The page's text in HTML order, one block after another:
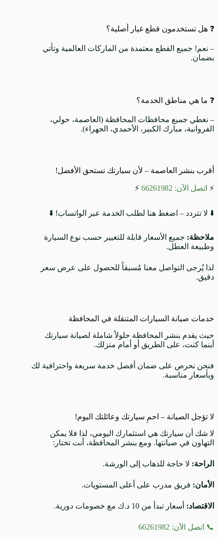
❓ هل تستخدمون قطع غيار أصلية؟
– نعم! جميع القطع معتمدة من الماركات العالمية وتأتي
بضمان.
❓ ما هي مناطق الخدمة؟
– نغطي جميع محافظات المحافظة (العاصمة، حولي،
الفروانية، مبارك الكبير، الأحمدي، الجهراء).
أقرب بنشر العاصمة – لأن سيارتك تستحق الأفضل!
⚡ اتصل الآن: 66261982 ⚡
⬇️ لا تتردد – اضغط هنا لطلب الخدمة عبر الواتساب! ⬇️
ملاحظة: جميع الأسعار قابلة للتغيير حسب نوع السيارة
وطبيعة العطل.
لذا يُرجى التواصل معنا مُسبقاً للحصول على عرض سعر
دقيق.
خدمات صيانة السيارات المتنقلة في المحافظة
حيث يقدم بنشر المحافظة حلولاً شاملة لصيانة سيارتك
أينما كنت، على الطريق أو أمام منزلك.
فنحن نحرص على ضمان أفضل خدمة سريعة واحترافية لك
وبأسعار مناسبة.
لا تؤجل الصيانة – احمِ سيارتك وعائلتك اليوم!
لا شك أن سيارتك هي استثمارك اليومي، لذا فلا يمكن
التهاون في صيانتها. ومع بنشر المحافظة، أنت تختار:
الراحة: لا حاجة للذهاب إلى الورشة.
الأمان: فريق مدرب على أعلى المستويات.
الاقتصاد: أسعار تبدأ من 10 د.ك مع خصومات دورية.
📞 اتصل الآن: 66261982